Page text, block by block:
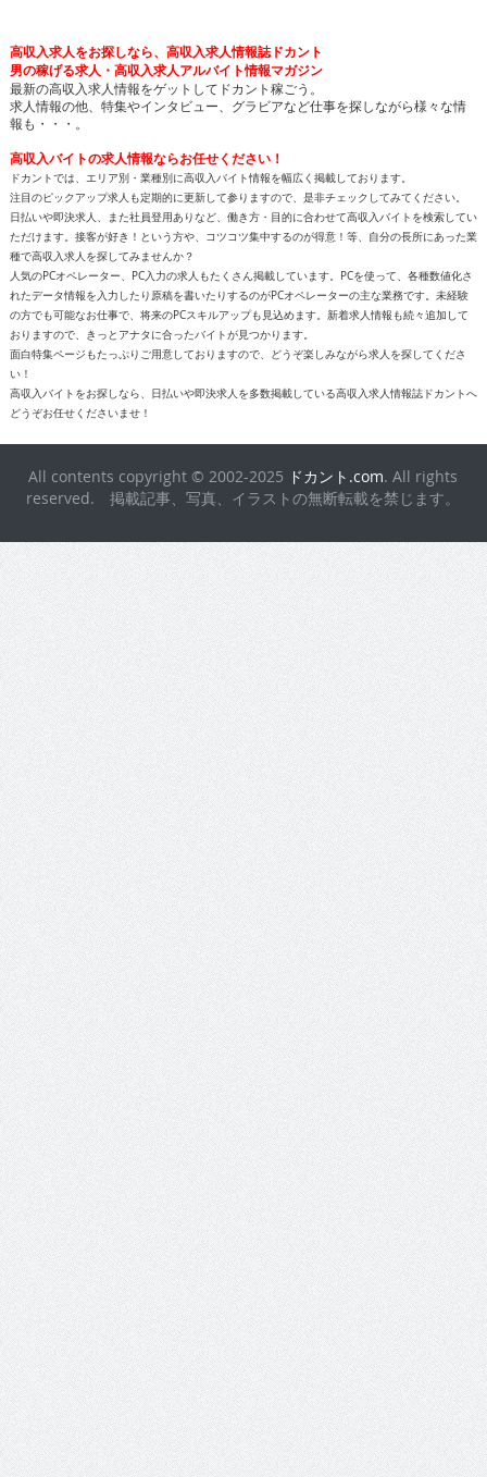
高収入求人をお探しなら、高収入求人情報誌ドカント
男の稼げる求人・高収入求人アルバイト情報マガジン
最新の高収入求人情報をゲットしてドカント稼ごう。
求人情報の他、特集やインタビュー、グラビアなど仕事を探しながら様々な情
報も・・・。
高収入バイトの求人情報ならお任せください！
ドカントでは、エリア別・業種別に高収入バイト情報を幅広く掲載しております。
注目のピックアップ求人も定期的に更新して参りますので、是非チェックしてみてください。
日払いや即決求人、また社員登用ありなど、働き方・目的に合わせて高収入バイトを検索してい
ただけます。接客が好き！という方や、コツコツ集中するのが得意！等、自分の長所にあった業
種で高収入求人を探してみませんか？
人気のPCオペレーター、PC入力の求人もたくさん掲載しています。PCを使って、各種数値化さ
れたデータ情報を入力したり原稿を書いたりするのがPCオペレーターの主な業務です。未経験
の方でも可能なお仕事で、将来のPCスキルアップも見込めます。新着求人情報も続々追加して
おりますので、きっとアナタに合ったバイトが見つかります。
面白特集ページもたっぷりご用意しておりますので、どうぞ楽しみながら求人を探してくださ
い！
高収入バイトをお探しなら、日払いや即決求人を多数掲載している高収入求人情報誌ドカントへ
どうぞお任せくださいませ！
All contents copyright © 2002-2025 ドカント.com. All rights
reserved. 掲載記事、写真、イラストの無断転載を禁じます。